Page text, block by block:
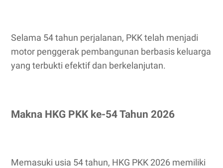
Selama 54 tahun perjalanan, PKK telah menjadi
motor penggerak pembangunan berbasis keluarga
yang terbukti efektif dan berkelanjutan.
Makna HKG PKK ke-54 Tahun 2026
Memasuki usia 54 tahun, HKG PKK 2026 memiliki